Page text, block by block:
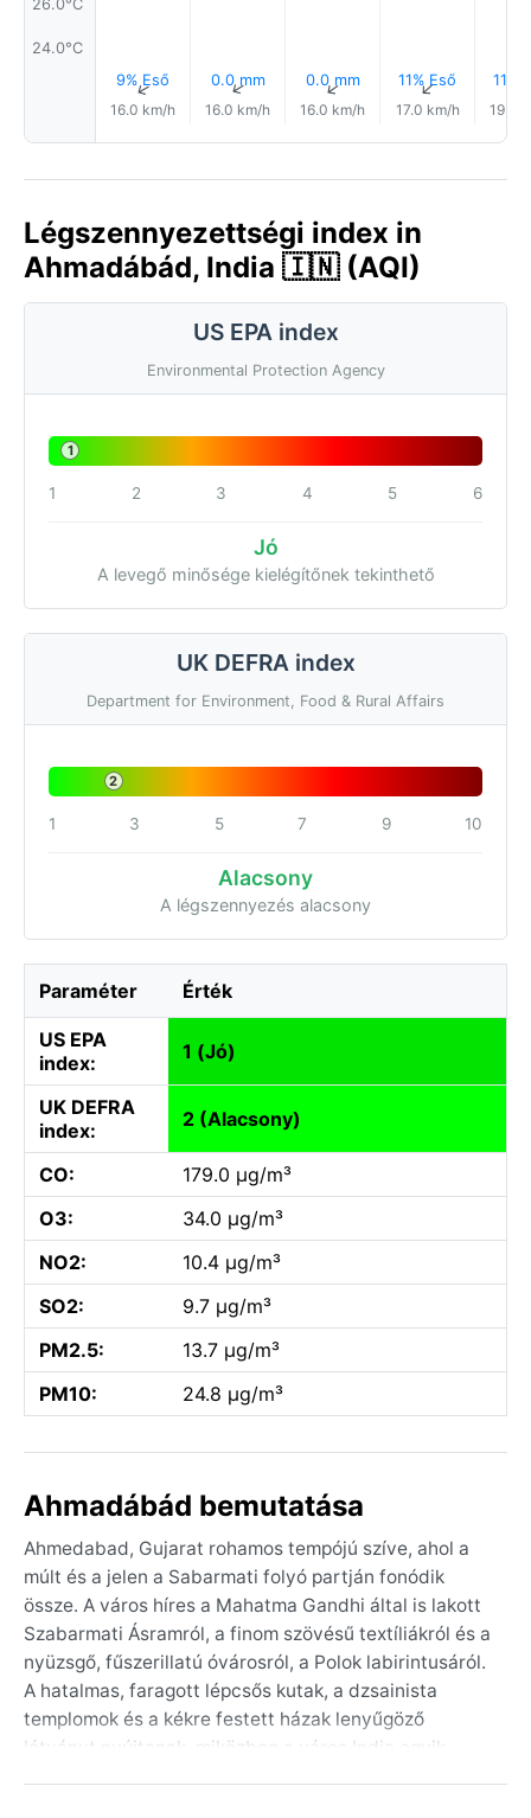
24.0°C
9% Eső
↑
16.0 km/h
0.0 mm
↑
16.0 km/h
0.0 mm
↑
16.0 km/h
11% Eső
↑
17.0 km/h
11%
19.0
Légszennyezettségi index in
Ahmadábád, India 🇮🇳 (AQI)
US EPA index
Environmental Protection Agency
1
1 2 3 4 5 6
Jó
A levegő minősége kielégítőnek tekinthető
UK DEFRA index
Department for Environment, Food & Rural Affairs
2
1 3 5 7 9 10
Alacsony
A légszennyezés alacsony
Paraméter Érték
US EPA
index:
1 (Jó)
UK DEFRA
index:
2 (Alacsony)
CO:
179.0 µg/m³
O3:
34.0 µg/m³
NO2:
10.4 µg/m³
SO2:
9.7 µg/m³
PM2.5:
13.7 µg/m³
PM10:
24.8 µg/m³
Ahmadábád bemutatása
Ahmedabad, Gujarat rohamos tempójú szíve, ahol a
múlt és a jelen a Sabarmati folyó partján fonódik
össze. A város híres a Mahatma Gandhi által is lakott
Szabarmati Ásramról, a finom szövésű textíliákról és a
nyüzsgő, fűszerillatú óvárosról, a Polok labirintusáról.
A hatalmas, faragott lépcsős kutak, a dzsainista
templomok és a kékre festett házak lenyűgöző
látványt nyújtanak, miközben a város India egyik